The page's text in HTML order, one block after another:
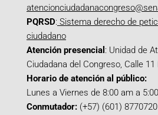
PQRSD: Sistema derecho de
ciudadano
Atención presencial : Unidad de
Ciudadana del Congreso, Calle
Horario de atención al público:
Lunes a Viernes de 8:00 am a
Conmutador: (+57) (601) 8770720